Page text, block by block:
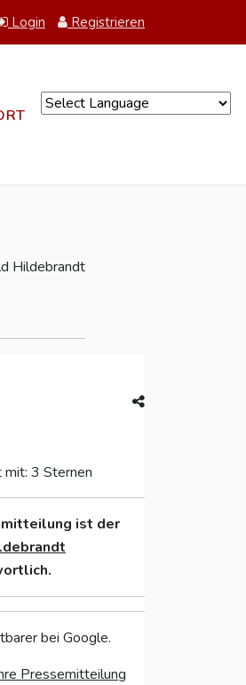
Login Registrieren
Hildebrandt
3 Sternen
ist der
bei Google.
Pressemitteilung